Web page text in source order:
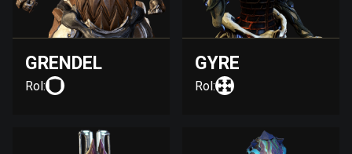
GRENDEL
Rol:
GYRE
Rol: